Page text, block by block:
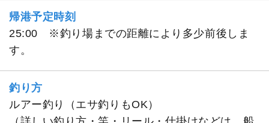
帰港予定時刻
25:00 ※釣り場までの距離により多少前後しま
す。
釣り方
ルアー釣り（エサ釣りもOK）